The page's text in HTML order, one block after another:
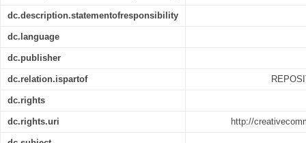
dc.description.statementofresponsibility
dc.language
dc.publisher
dc.relation.ispartof
dc.rights
dc.rights.uri http://